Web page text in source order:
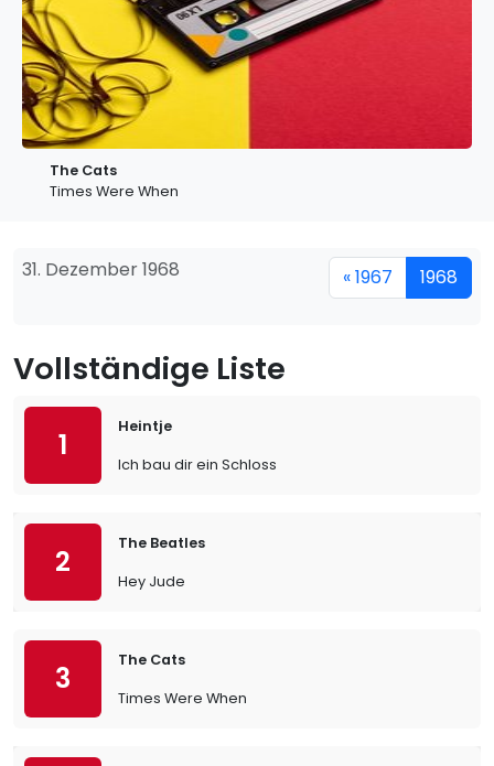
The Cats
Times Were When
31. Dezember 1968 « 1967 1968
Vollständige Liste
1
Heintje
Ich bau dir ein Schloss
2
The Beatles
Hey Jude
3
The Cats
Times Were When